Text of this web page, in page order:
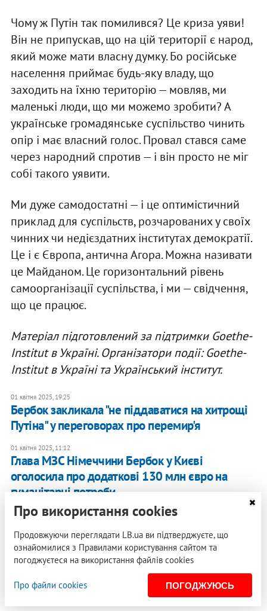
Чому ж Путін так помилився? Це криза уяви!
Він не припускав, що на цій території є народ,
який може мати власну думку. Бо російське
населення приймає будь-яку владу, що
заходить на їхню територію — мовляв, ми
маленькі люди, що ми можемо зробити? А
українське громадянське суспільство чинить
опір і має власний голос. Провал стався саме
через народний спротив — і він просто не міг
собі такого уявити.
Ми дуже самодостатні — і це оптимістичний
приклад для суспільств, розчарованих у своїх
чинних чи недієздатних інститутах демократії.
Це і є Європа, антична Агора. Можна називати
це Майданом. Це горизонтальний рівень
самоорганізації суспільства, і ми — свідчення,
що це працює.
Матеріал підготовлений за підтримки Goethe-
Institut в Україні. Організатори події: Goethe-
Institut в Україні та Український інститут.
01 квітня 2025, 19:25
​Бербок закликала "не піддаватися на хитрощі
Путіна" у переговорах про перемир'я
01 квітня 2025, 11:12
Глава МЗС Німеччини Бербок у Києві
оголосила про додаткові 130 млн євро на
гуманітарні потреби
31 березня 2025, 11:00
, письменниця, есеїстка
Про використання cookies
Продовжуючи переглядати LB.ua ви підтверджуєте, що
ознайомилися з Правилами користування сайтом та
погоджуєтеся на використання файлів cookies
Про файли cookies ПОГОДЖУЮСЬ